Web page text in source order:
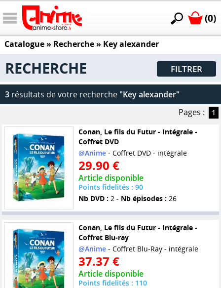
(0)
Catalogue» Recherche » Key alexander
RECHERCHE FILTRER
3 résultats de votre recherche "Key alexander"
Pages :
1
Conan, Le fils du Futur - Intégrale -
Coffret DVD
@Anime- Coffret DVD - intégrale
29.90 €
Article disponible
Points fidelités : 90
Nb DVD : 2 - Nb épisodes : 26
Conan, Le fils du Futur - Intégrale -
Coffret Blu-ray
@Anime- Coffret Blu-Ray - intégrale
37.37 €
Article disponible
Points fidelités : 110